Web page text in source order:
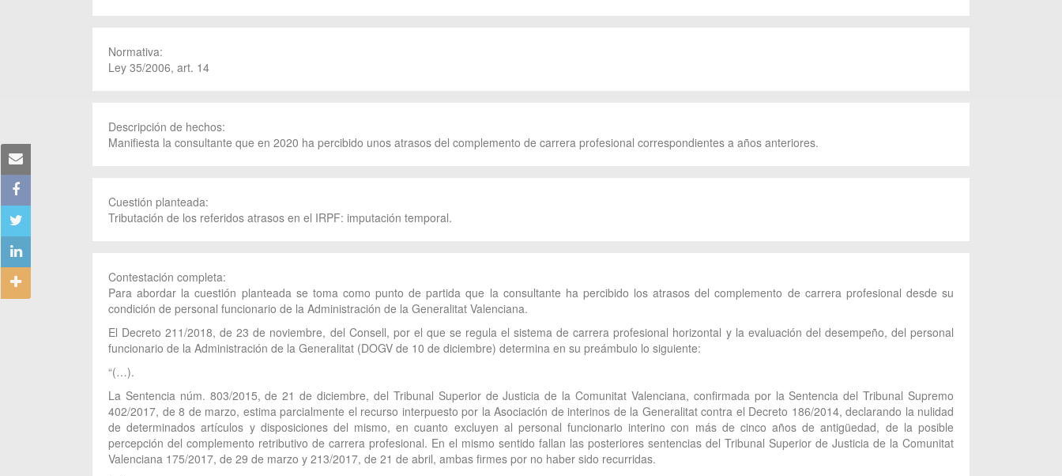
Normativa:
Ley 35/2006, art. 14
Descripción de hechos:
Manifiesta la consultante que en 2020 ha percibido unos atrasos del complemento de carrera profesional correspondientes a años anteriores.
Cuestión planteada:
Tributación de los referidos atrasos en el IRPF: imputación temporal.
Contestación completa:
Para abordar la cuestión planteada se toma como punto de partida que la consultante ha percibido los atrasos del complemento de carrera profesional desde su
condición de personal funcionario de la Administración de la Generalitat Valenciana.
El Decreto 211/2018, de 23 de noviembre, del Consell, por el que se regula el sistema de carrera profesional horizontal y la evaluación del desempeño, del personal
funcionario de la Administración de la Generalitat (DOGV de 10 de diciembre) determina en su preámbulo lo siguiente:
“(…).
La Sentencia núm. 803/2015, de 21 de diciembre, del Tribunal Superior de Justicia de la Comunitat Valenciana, confirmada por la Sentencia del Tribunal Supremo
402/2017, de 8 de marzo, estima parcialmente el recurso interpuesto por la Asociación de interinos de la Generalitat contra el Decreto 186/2014, declarando la nulidad
de determinados artículos y disposiciones del mismo, en cuanto excluyen al personal funcionario interino con más de cinco años de antigüedad, de la posible
percepción del complemento retributivo de carrera profesional. En el mismo sentido fallan las posteriores sentencias del Tribunal Superior de Justicia de la Comunitat
Valenciana 175/2017, de 29 de marzo y 213/2017, de 21 de abril, ambas firmes por no haber sido recurridas.